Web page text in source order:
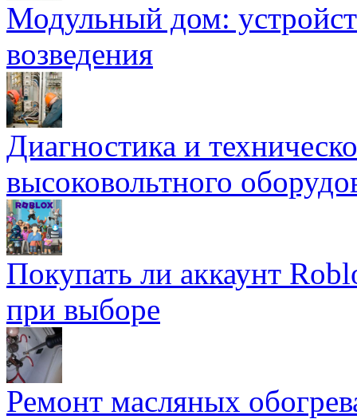
Модульный дом:
возведения
Диагностика и
высоковольтного
Покупать ли аккаунт
при выборе
Ремонт масляных